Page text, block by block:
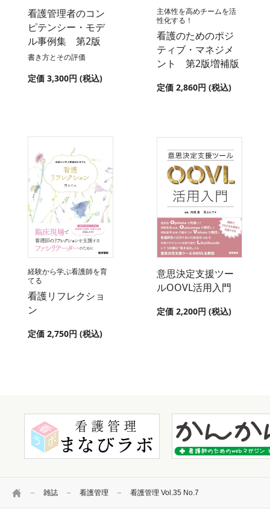
HOME 雑誌 看護管理 看護管理 Vol.35 No.7
看護管理者のコン
ピテンシー・モデ
ル事例集 第2版
書き方とその評価
定価 3,300円 (税込)
主体性を高めチームを活
性化する！
看護のためのポジ
ティブ・マネジメ
ント 第2版増補版
定価 2,860円 (税込)
経験から学ぶ看護師を育
てる
看護リフレクショ
ン
定価 2,750円 (税込)
意思決定支援ツー
ルOOVL活用入門
定価 2,200円 (税込)